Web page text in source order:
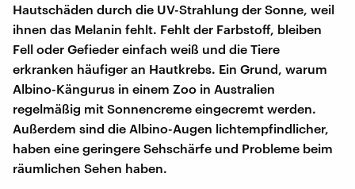
Hautschäden durch die UV-Strahlung der Sonne, weil
ihnen das Melanin fehlt. Fehlt der Farbstoff, bleiben
Fell oder Gefieder einfach weiß und die Tiere
erkranken häufiger an Hautkrebs. Ein Grund, warum
Albino-Kängurus in einem Zoo in Australien
regelmäßig mit Sonnencreme eingecremt werden.
Außerdem sind die Albino-Augen lichtempfindlicher,
haben eine geringere Sehschärfe und Probleme beim
räumlichen Sehen haben.